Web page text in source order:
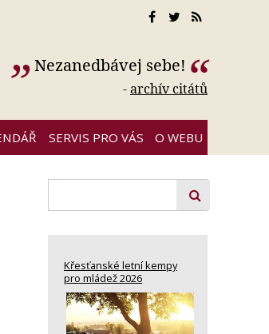
Nezanedbávej sebe!
-archív citátů
SERVIS PRO VÁS O WEBU
Křesťanské letní kempy
pro mládež 2026